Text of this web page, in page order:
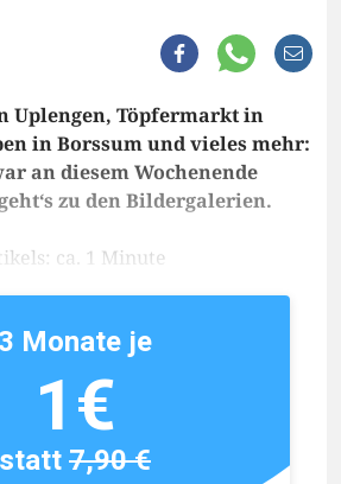
Uplengen, Töpfermarkt in
in Borssum und vieles mehr:
an diesem Wochenende
zu den Bildergalerien.
ca. 1 Minute
3 Monate je
1€
statt7,90 €